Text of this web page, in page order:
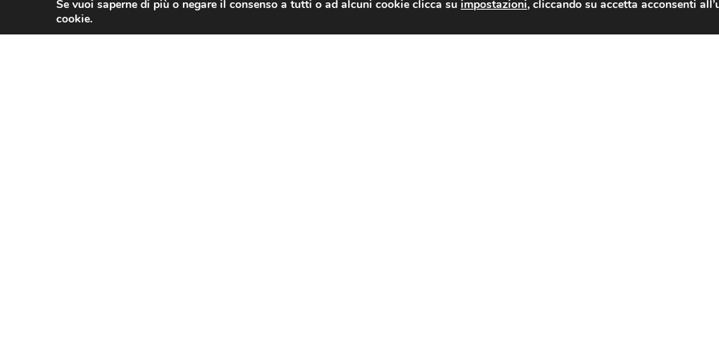
Se vuoi saperne di più o negare il consenso a tutti o ad alcuni cookie clicca su impostazioni, cliccando su accetta acconsenti
cookie.